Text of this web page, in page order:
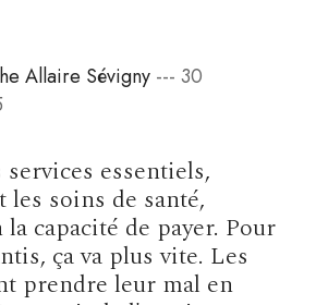
Allaire Sévigny --- 30
services essentiels,
les soins de santé,
capacité de payer. Pour
ça va plus vite. Les
prendre leur mal en